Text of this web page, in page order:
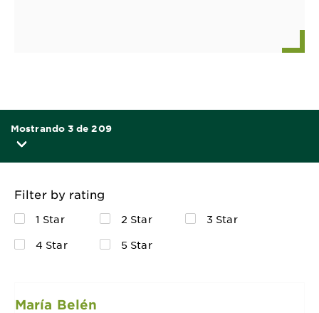
Mostrando 3 de 209
Filter by rating
1 Star 2 Star
3 Star
4 Star
5 Star
María Belén